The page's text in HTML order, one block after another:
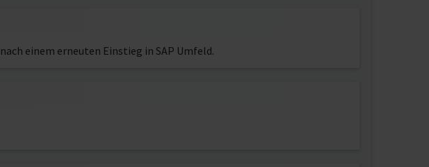
einem erneuten Einstieg in SAP Umfeld.